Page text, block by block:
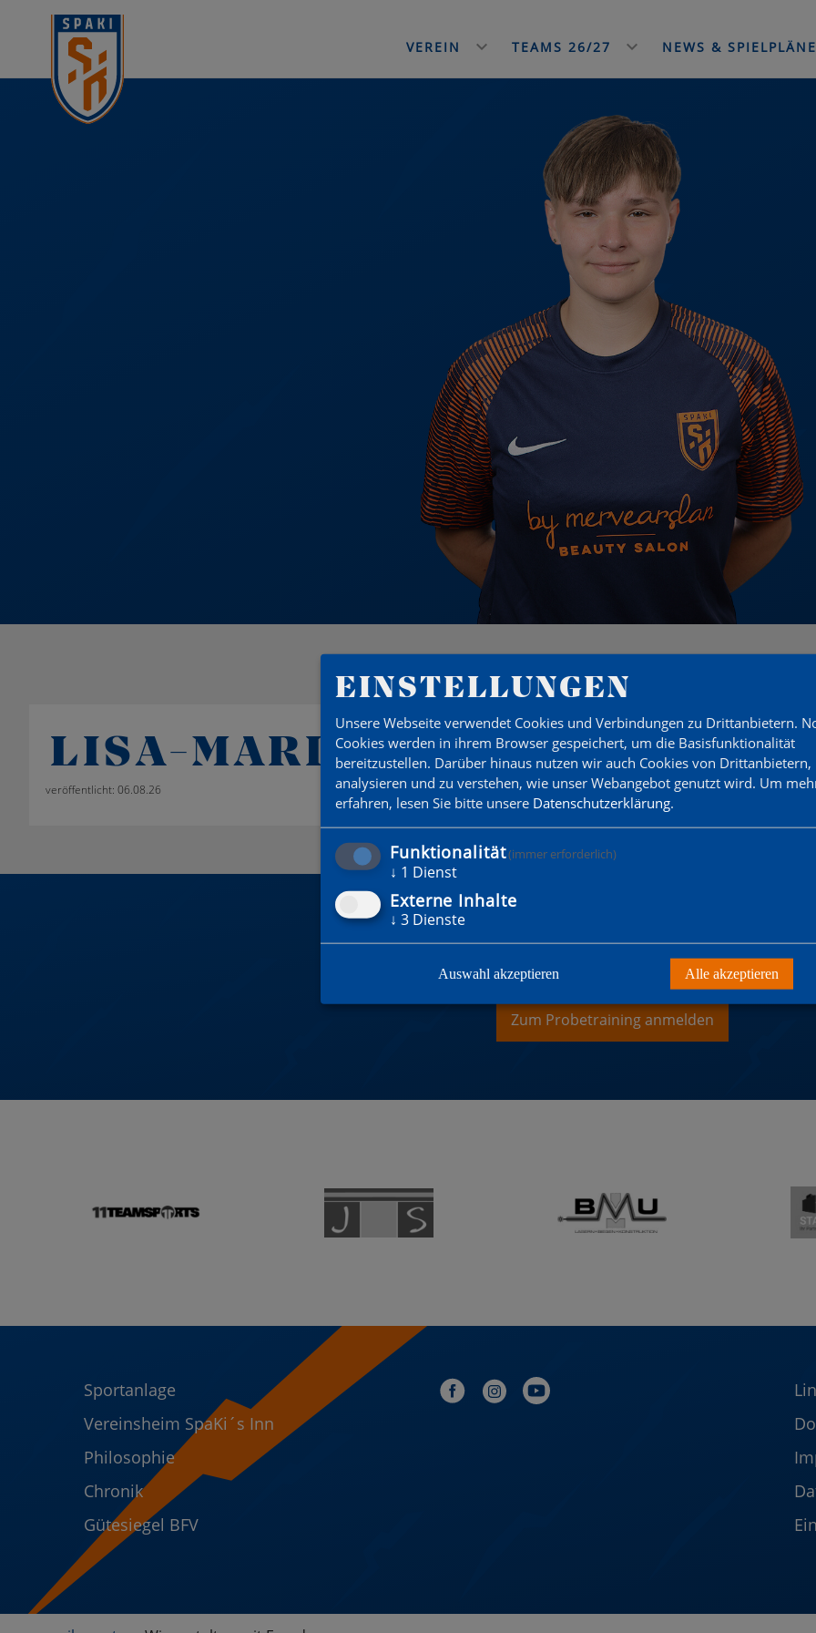
VEREIN TEAMS 26/27 NEWS &
LISA-MARI ZÜRNER
veröffentlicht: 06.08.26
DU WILLST MITGLIED
Zum Probetraining anmelden
Sportanlage
Vereinsheim SpaKi´s Inn
Philosophie
Chronik
Gütesiegel BFV
EINSTELLUNGEN
Unsere Webseite verwendet Cookies und Verbindungen zu Drittanbietern.
Cookies werden in ihrem Browser gespeichert, um die Basisfunktionalität
bereitzustellen. Darüber hinaus nutzen wir auch Cookies von Drittanbietern,
analysieren und zu verstehen, wie unser Webangebot genutzt wird. Um
erfahren, lesen Sie bitte unsere Datenschutzerklärung.
Funktionalität(immer erforderlich)
↓ 1 Dienst
Externe Inhalte
↓ 3 Dienste
Auswahl akzeptieren Alle akzeptieren